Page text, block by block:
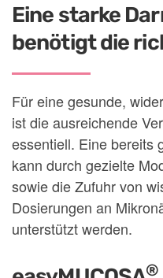
Eine starke
benötigt die
Für eine gesunde,
ist die ausreichende
essentiell. Eine bereits
kann durch gezielte
sowie die Zufuhr von
Dosierungen an
unterstützt werden.
®